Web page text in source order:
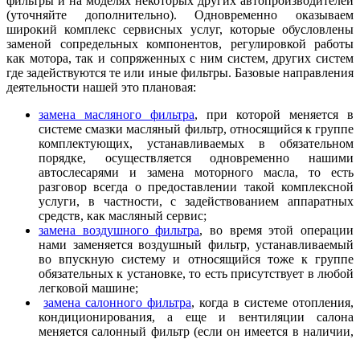
(уточняйте дополнительно). Одновременно оказываем
широкий комплекс сервисных услуг, которые обусловлены
заменой сопредельных компонентов, регулировкой работы
как мотора, так и сопряженных с ним систем, других систем
где задействуются те или иные фильтры. Базовые направления
деятельности нашей это плановая:
замена масляного фильтра, при которой меняется в
системе смазки масляный фильтр, относящийся к группе
комплектующих, устанавливаемых в обязательном
порядке, осуществляется одновременно нашими
автослесарями и замена моторного масла, то есть
разговор всегда о предоставлении такой комплексной
услуги, в частности, с задействованием аппаратных
средств, как масляный сервис;
замена воздушного фильтра, во время этой операции
нами заменяется воздушный фильтр, устанавливаемый
во впускную систему и относящийся тоже к группе
обязательных к установке, то есть присутствует в любой
легковой машине;
замена салонного фильтра, когда в системе отопления,
кондиционирования, а еще и вентиляции салона
меняется салонный фильтр (если он имеется в наличии,